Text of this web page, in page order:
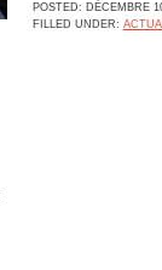
POSTED: DÉCEMBRE
FILLED UNDER: